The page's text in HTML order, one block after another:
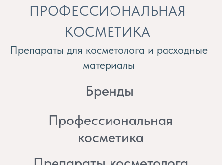
8 (982) 297 07 97
Бренды
Профессиональная
Препараты косметолога
Доставка